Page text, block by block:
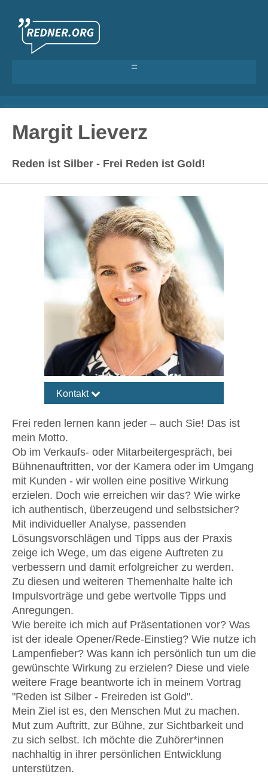
Anmelden >
Margit Lieverz
Reden ist Silber - Frei Reden ist Gold!
Kontakt 
Margit Susan Lieverz
Wiesbadener Straße 153
Deutschland 61462 Königstein
06174-9357980
kontakt@margitlieverz.de
https://margitlieverz.de/
Frei reden lernen kann jeder – auch Sie! Das ist
mein Motto.
Ob im Verkaufs- oder Mitarbeitergespräch, bei
Bühnenauftritten, vor der Kamera oder im Umgang
mit Kunden - wir wollen eine positive Wirkung
erzielen. Doch wie erreichen wir das? Wie wirke
ich authentisch, überzeugend und selbstsicher?
Mit individueller Analyse, passenden
Lösungsvorschlägen und Tipps aus der Praxis
zeige ich Wege, um das eigene Auftreten zu
verbessern und damit erfolgreicher zu werden.
Zu diesen und weiteren Themenhalte halte ich
Impulsvorträge und gebe wertvolle Tipps und
Anregungen.
Wie bereite ich mich auf Präsentationen vor? Was
ist der ideale Opener/Rede-Einstieg? Wie nutze ich
Lampenfieber? Was kann ich persönlich tun um die
gewünschte Wirkung zu erzielen? Diese und viele
weitere Frage beantworte ich in meinem Vortrag
"Reden ist Silber - Freireden ist Gold".
Mein Ziel ist es, den Menschen Mut zu machen.
Mut zum Auftritt, zur Bühne, zur Sichtbarkeit und
zu sich selbst. Ich möchte die Zuhörer*innen
nachhaltig in ihrer persönlichen Entwicklung
unterstützen.